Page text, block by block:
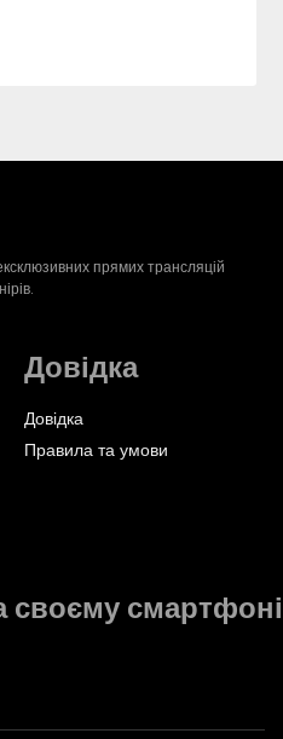
прямих трансляцій
Довідка
Довідка
Правила та умови
своєму смартфоні